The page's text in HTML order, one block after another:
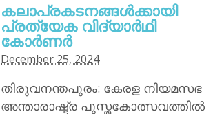
കലാപ്രകടനങ്ങള്‍ക്കായി
പ്രത്യേക വിദ്യാര്‍ഥി
കോര്‍ണര്‍
December 25, 2024
തിരുവനന്തപുരം: കേരള നിയമസഭ
അന്താരാഷ്ട്ര പുസ്തകോത്സവത്തില്‍